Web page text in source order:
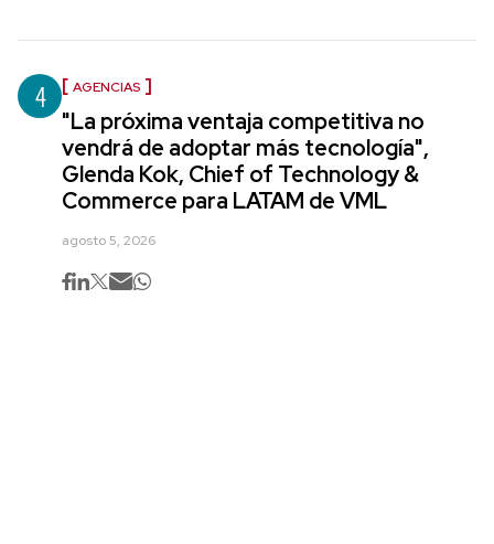
4 AGENCIAS
"La próxima ventaja competitiva no
vendrá de adoptar más tecnología",
Glenda Kok, Chief of Technology &
Commerce para LATAM de VML
agosto 5, 2026